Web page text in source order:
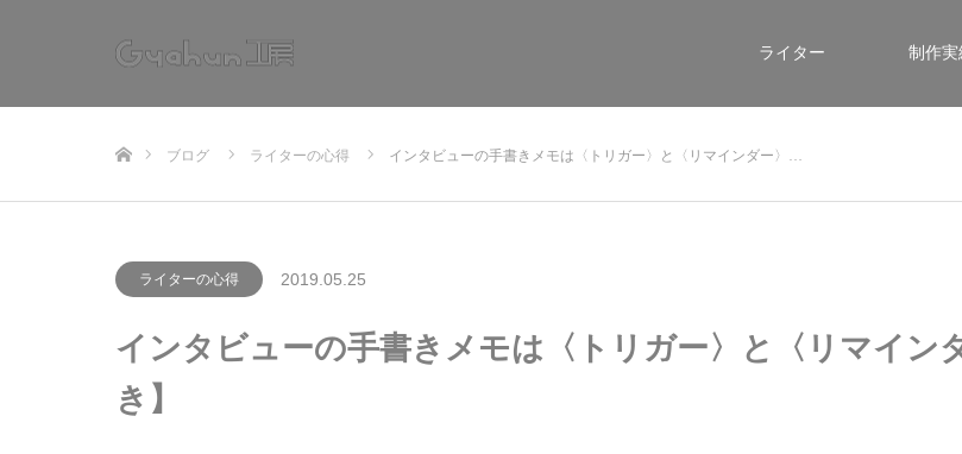
ライター 制作実
ブログ ライターの心得 インタビューの手書きメモは〈トリガー〉と〈リマインダー〉…
ライターの心得 2019.05.25
インタビューの手書きメモは〈トリガー〉と〈リマイン
き】